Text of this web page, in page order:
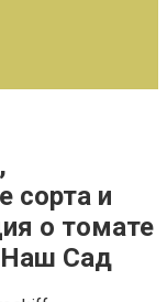
сорта и
о томате
Наш Сад